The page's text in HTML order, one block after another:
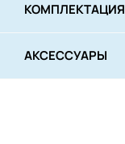
КОМПЛЕКТАЦИЯ
АКСЕССУАРЫ